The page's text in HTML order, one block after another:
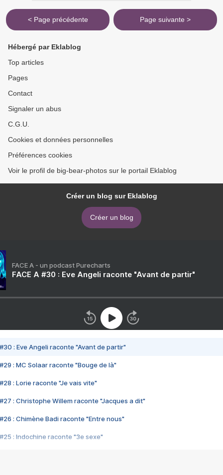
< Page précédente Page suivante >
Hébergé par Eklablog
Top articles
Pages
Contact
Signaler un abus
C.G.U.
Cookies et données personnelles
Préférences cookies
Voir le profil de big-bear-photos sur le portail Eklablog
Créer un blog sur Eklablog
Créer un blog
FACE A - un podcast Purecharts
FACE A #30 : Eve Angeli raconte "Avant de partir"
#30 : Eve Angeli raconte "Avant de partir"
#29 : MC Solaar raconte "Bouge de là"
#28 : Lorie raconte "Je vais vite"
#27 : Christophe Willem raconte "Jacques a dit"
#26 : Chimène Badi raconte "Entre nous"
#25 : Indochine raconte "3e sexe"